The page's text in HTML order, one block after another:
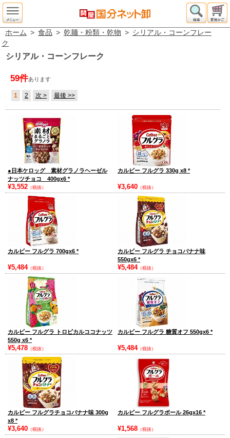
ホーム > 食品 > 乾麺・粉類・乾物 > シリアル・コーンフレー
ク
シリアル・コーンフレーク
59件あります
1 2 次 > 最後 >>
●日本ケロッグ 素材グラノラヘーゼル
ナッツチョコ 400gx6 *
¥3,552 （税抜）
カルビー フルグラ 330g x8 *
¥3,640 （税抜）
カルビー フルグラ 700gx6 *
¥5,484（税抜）
カルビー フルグラ チョコバナナ味
550gx6 *
¥5,484（税抜）
カルビー フルグラ トロピカルココナッツ
550g x6 *
¥5,478 （税抜）
カルビー フルグラ 糖質オフ 550gx6 *
¥5,484（税抜）
カルビー フルグラチョコバナナ味 300g
x8 *
¥3,640 （税抜）
カルビー フルグラボール 26gx16 *
¥1,568 （税抜）